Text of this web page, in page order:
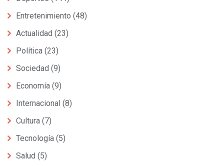
Entretenimiento (48)
Actualidad (23)
Política (23)
Sociedad (9)
Economía (9)
Internacional (8)
Cultura (7)
Tecnología (5)
Salud (5)